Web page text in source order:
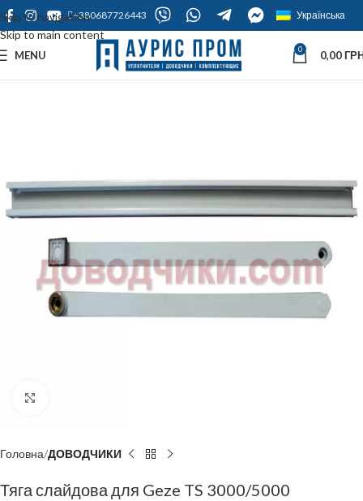
Skip to navigation
Skip to main content
+380687726443 Українська
MENU 0 0,00
Головна ДОВОДЧИКИ
Тяга слайдова для Geze TS 3000/5000